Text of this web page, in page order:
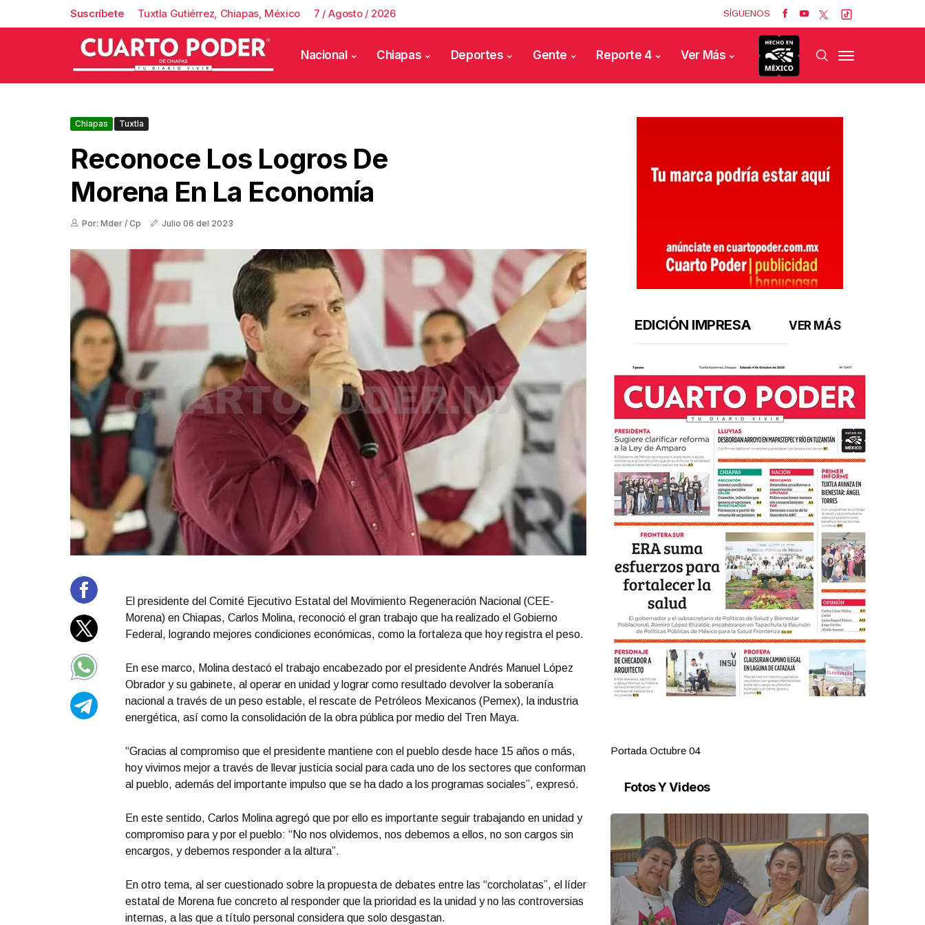
Suscríbete Tuxtla Gutiérrez, Chiapas, México 7 / Agosto / 2026 SÍGUENOS
Nacional Chiapas Deportes Gente Reporte 4 Ver Más
Chiapas Tuxtla
Reconoce Los Logros De
Morena En La Economía
Por: Mder / Cp Julio 06 del 2023
El presidente del Comité Ejecutivo Estatal del Movimiento Regeneración Nacional (CEE-
Morena) en Chiapas, Carlos Molina, reconoció el gran trabajo que ha realizado el Gobierno
Federal, logrando mejores condiciones económicas, como la fortaleza que hoy registra el peso.
En ese marco, Molina destacó el trabajo encabezado por el presidente Andrés Manuel López
Obrador y su gabinete, al operar en unidad y lograr como resultado devolver la soberanía
nacional a través de un peso estable, el rescate de Petróleos Mexicanos (Pemex), la industria
energética, así como la consolidación de la obra pública por medio del Tren Maya.
“Gracias al compromiso que el presidente mantiene con el pueblo desde hace 15 años o más,
hoy vivimos mejor a través de llevar justicia social para cada uno de los sectores que conforman
al pueblo, además del importante impulso que se ha dado a los programas sociales”, expresó.
En este sentido, Carlos Molina agregó que por ello es importante seguir trabajando en unidad y
compromiso para y por el pueblo: “No nos olvidemos, nos debemos a ellos, no son cargos sin
encargos, y debemos responder a la altura”.
En otro tema, al ser cuestionado sobre la propuesta de debates entre las “corcholatas”, el líder
estatal de Morena fue concreto al responder que la prioridad es la unidad y no las controversias
internas, a las que a título personal considera que solo desgastan.
EDICIÓN IMPRESA VER MÁS
Portada Octubre 01 Portada Octubre 04
Fotos Y Videos